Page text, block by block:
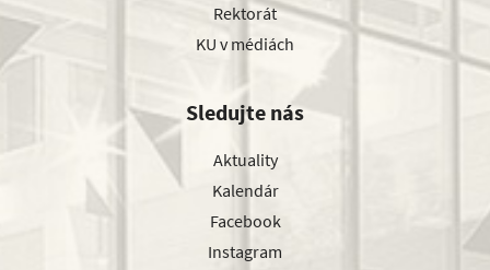
Rektorát
KU v médiách
Sledujte nás
Aktuality
Kalendár
Facebook
Instagram